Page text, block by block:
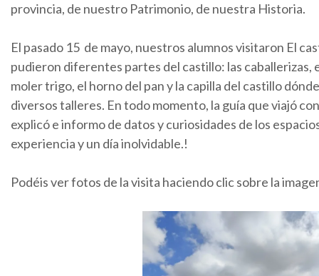
provincia, de nuestro Patrimonio, de nuestra Historia.
El pasado 15 de mayo, nuestros alumnos visitaron El
pudieron diferentes partes del castillo: las caballerizas,
moler trigo, el horno del pan y la capilla del castillo
diversos talleres. En todo momento, la guía que viajó
explicó e informo de datos y curiosidades de los
experiencia y un día inolvidable.!
Podéis ver fotos de la visita haciendo clic sobre la